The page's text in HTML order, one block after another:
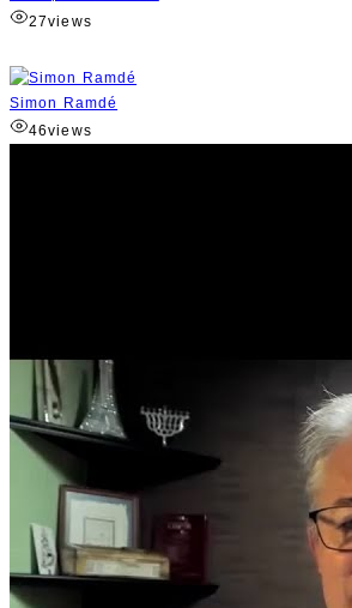
27views
Simon Ramdé
46views